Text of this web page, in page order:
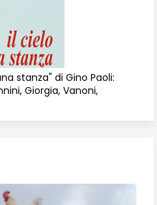
stanza" di Gino Paoli:
Giorgia, Vanoni,